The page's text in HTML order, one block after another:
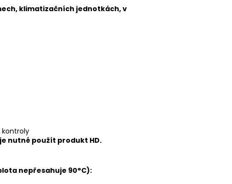
klimatizačních jednotkách, v
kontroly
nutné použít produkt HD.
nepřesahuje 90°C):